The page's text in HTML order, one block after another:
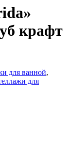
крафт
для ванной,
для